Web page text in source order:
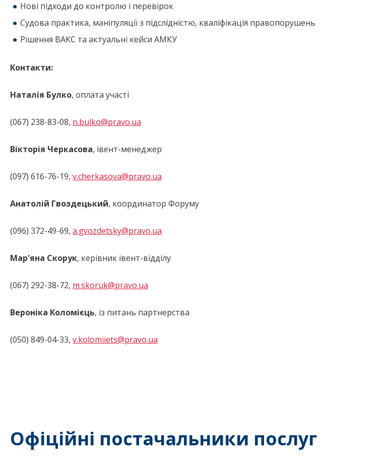
Нові підходи до контролю і перевірок
Судова практика, маніпуляції з підслідністю, кваліфікація правопорушень
Рішення ВАКС та актуальні кейси АМКУ
Контакти:
Наталія Булко, оплата участі
(067) 238-83-08, n.bulko@pravo.ua
Вікторія Черкасова, івент-менеджер
(097) 616-76-19, v.cherkasova@pravo.ua
Анатолій Гвоздецький, координатор Форуму
(096) 372-49-69, a.gvozdetsky@pravo.ua
Мар'яна Скорук, керівник івент-відділу
(067) 292-38-72, m.skoruk@pravo.ua
Вероніка Коломієць, із питань партнерства
(050) 849-04-33, v.kolomiiets@pravo.ua
Офіційні постачальники послуг